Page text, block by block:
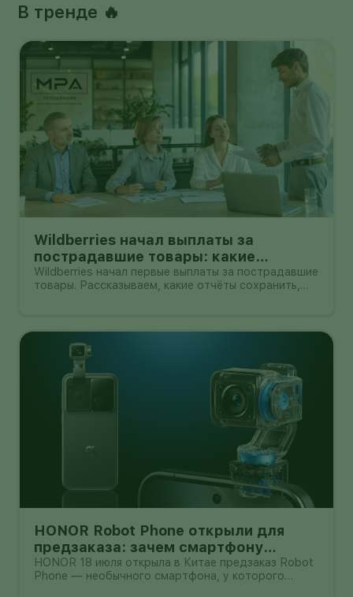
В тренде 🔥
Wildberries начал выплаты за
пострадавшие товары: какие
документы собрать и чем поможет
АПМ
Wildberries начал первые выплаты за пострадавшие
товары. Рассказываем, какие отчёты сохранить,
HONOR Robot Phone открыли для
предзаказа: зачем смартфону
камера на роботизированной руке
HONOR 18 июля открыла в Китае предзаказ Robot
Phone — необычного смартфона, у которого